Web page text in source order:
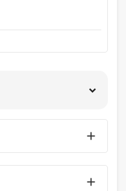

